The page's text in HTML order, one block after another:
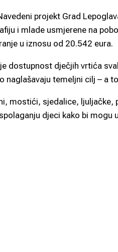
projekt Grad
i mlade usmjerene na
u iznosu od 20.542 eura.
dostupnost dječjih vrtića
naglašavaju temeljni cilj – a
mostići, sjedalice, ljuljačke,
djeci kako bi mogu